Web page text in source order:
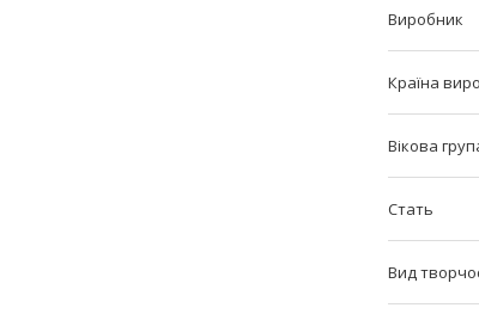
Виробник
Країна
Вікова
Стать
Вид